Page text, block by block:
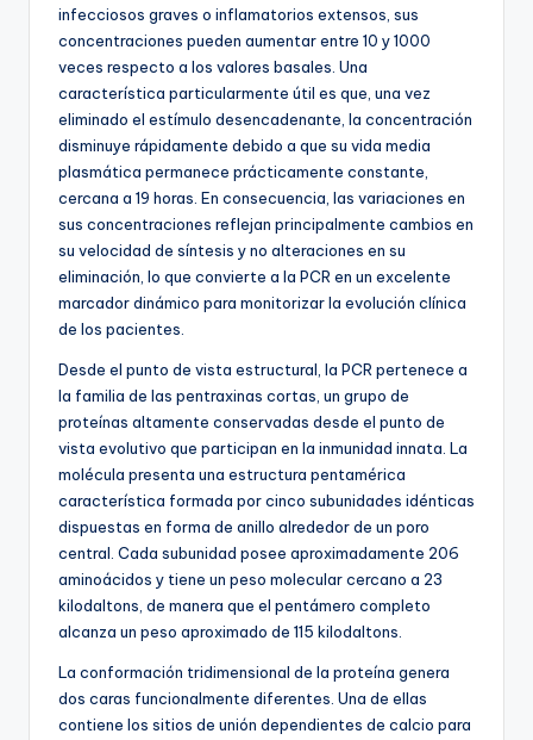
infecciosos graves o inflamatorios extensos, sus
concentraciones pueden aumentar entre 10 y 1000
veces respecto a los valores basales. Una
característica particularmente útil es que, una vez
eliminado el estímulo desencadenante, la concentración
disminuye rápidamente debido a que su vida media
plasmática permanece prácticamente constante,
cercana a 19 horas. En consecuencia, las variaciones en
sus concentraciones reflejan principalmente cambios en
su velocidad de síntesis y no alteraciones en su
eliminación, lo que convierte a la PCR en un excelente
marcador dinámico para monitorizar la evolución clínica
de los pacientes.
Desde el punto de vista estructural, la PCR pertenece a
la familia de las pentraxinas cortas, un grupo de
proteínas altamente conservadas desde el punto de
vista evolutivo que participan en la inmunidad innata. La
molécula presenta una estructura pentamérica
característica formada por cinco subunidades idénticas
dispuestas en forma de anillo alrededor de un poro
central. Cada subunidad posee aproximadamente 206
aminoácidos y tiene un peso molecular cercano a 23
kilodaltons, de manera que el pentámero completo
alcanza un peso aproximado de 115 kilodaltons.
La conformación tridimensional de la proteína genera
dos caras funcionalmente diferentes. Una de ellas
contiene los sitios de unión dependientes de calcio para